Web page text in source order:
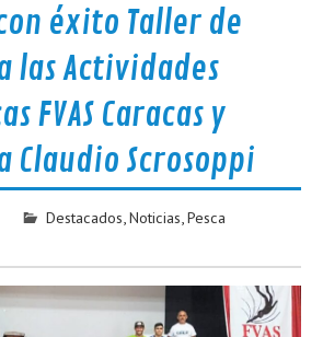
éxito Taller de
las Actividades
FVAS Caracas y
Claudio Scrosoppi
Destacados,Noticias,Pesca